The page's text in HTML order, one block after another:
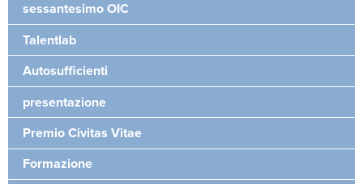
sessantesimo OIC
Talentlab
Autosufficienti
presentazione
Premio Civitas Vitae
Formazione